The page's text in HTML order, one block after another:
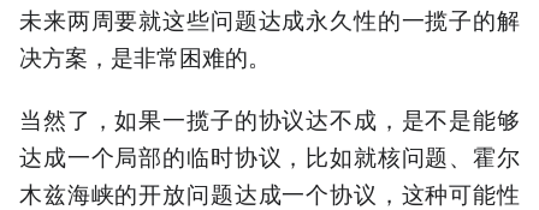
未来两周要就这些问题达成永久性的一揽子的解
决方案，是非常困难的。
当然了，如果一揽子的协议达不成，是不是能够
达成一个局部的临时协议，比如就核问题、霍尔
木兹海峡的开放问题达成一个协议，这种可能性